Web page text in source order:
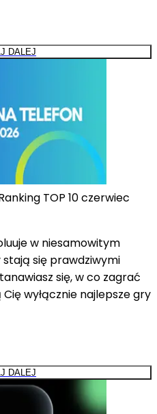
DALEJ
TOP 10 czerwiec
w niesamowitym
się prawdziwymi
się, w co zagrać
wyłącznie najlepsze gry
DALEJ